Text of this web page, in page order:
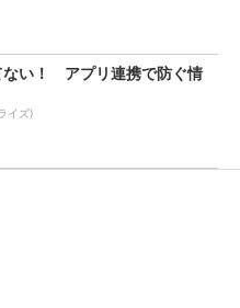
ない！ アプリ連携で防ぐ情
イズ)